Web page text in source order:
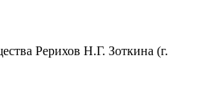
Рерихов Н.Г. Зоткина (г.